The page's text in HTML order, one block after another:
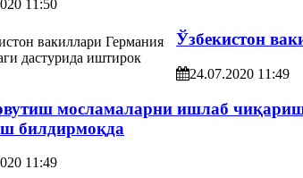
11:50
Ўзбекистон
24.07.2020 11:49
мосламаларни ишлаб
билдирмоқда
11:49